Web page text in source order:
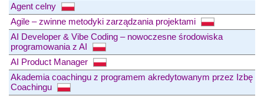
Agent celny
Agile – zwinne metodyki zarządzania projektami
AI Developer & Vibe Coding – nowoczesne środowiska
programowania z AI
AI Product Manager
Akademia coachingu z programem akredytowanym przez Izbę
Coachingu